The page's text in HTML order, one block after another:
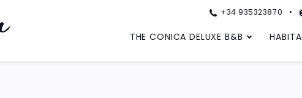
+34 935323870
THE CONICA DELUXE B&B